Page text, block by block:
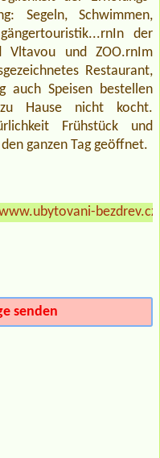
Segeln, Schwimmen,
der
Vltavou und ZOO.rnIm
Restaurant,
auch Speisen bestellen
Hause nicht kocht.
Frühstück und
ganzen Tag geöffnet.
bezdrev.cz
senden